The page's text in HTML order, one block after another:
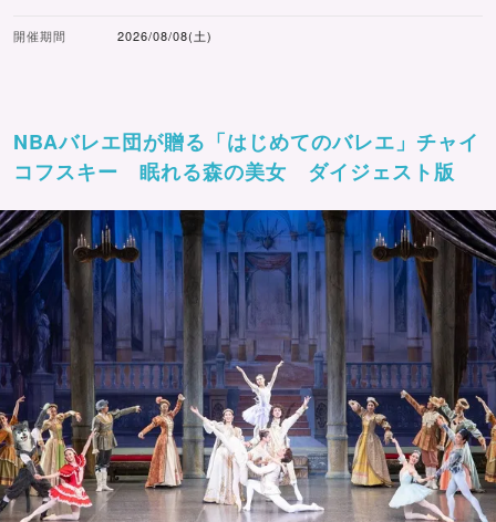
開催期間 2026/08/08(土)
NBAバレエ団が贈る「はじめてのバレエ」チャイ
コフスキー 眠れる森の美女 ダイジェスト版